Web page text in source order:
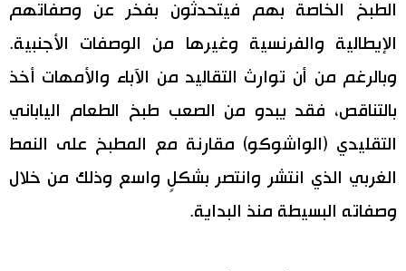
الطبخ الخاصة بهم فيتحدثون بفخر عن وصفاتهم
الإيطالية والفرنسية وغيرها من الوصفات الأجنبية.
وبالرغم من أن توارث التقاليد من الآباء والأمهات أخذ
بالتناقص، فقد يبدو من الصعب طبخ الطعام الياباني
التقليدي (الواشوكو) مقارنة مع المطبخ على النمط
الغربي الذي انتشر وانتصر بشكلٍ واسع وذلك من خلال
وصفاته البسيطة منذ البداية.